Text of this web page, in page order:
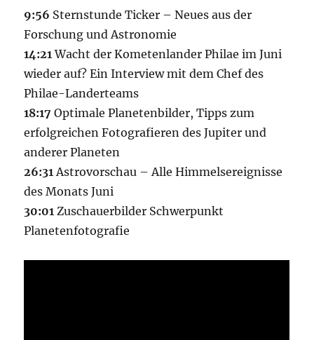
9:56 Sternstunde Ticker – Neues aus der
Forschung und Astronomie
14:21 Wacht der Kometenlander Philae im Juni
wieder auf? Ein Interview mit dem Chef des
Philae-Landerteams
18:17Optimale Planetenbilder, Tipps zum
erfolgreichen Fotografieren des Jupiter und
anderer Planeten
26:31 Astrovorschau – Alle Himmelsereignisse
des Monats Juni
30:01 Zuschauerbilder Schwerpunkt
Planetenfotografie